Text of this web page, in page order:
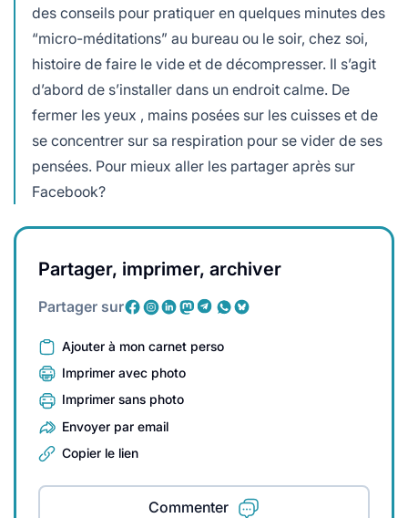
des conseils pour pratiquer en quelques minutes des
“micro-méditations” au bureau ou le soir, chez soi,
histoire de faire le vide et de décompresser. Il s’agit
d’abord de s’installer dans un endroit calme. De
fermer les yeux , mains posées sur les cuisses et de
se concentrer sur sa respiration pour se vider de ses
pensées. Pour mieux aller les partager après sur
Facebook?
Partager, imprimer, archiver
Partager sur
Ajouter à mon carnet perso
Imprimer avec photo
Imprimer sans photo
Envoyer par email
Copier le lien
Commenter